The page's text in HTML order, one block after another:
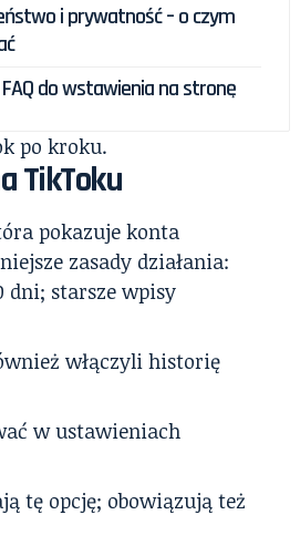
i prywatność – o czym
FAQ do wstawienia na stronę
po kroku.
TikToku
pokazuje konta
zasady działania:
dni; starsze wpisy
włączyli historię
w ustawieniach
tę opcję; obowiązują też